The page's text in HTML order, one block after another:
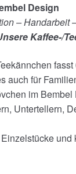
Design
– Handarbeit
Kaffee-/
fasst
auch für
im
Untertellern,